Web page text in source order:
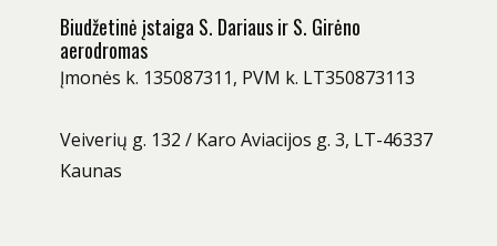
Biudžetinė įstaiga S. Dariaus ir S. Girėno
aerodromas
Įmonės k. 135087311, PVM k. LT350873113
Veiverių g. 132 / Karo Aviacijos g. 3, LT-46337
Kaunas